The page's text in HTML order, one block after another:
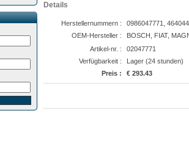
Details
Herstellernummern :
0986047771,
OEM-Hersteller :
BOSCH, FIAT,
Artikel-nr. :
02047771
Verfügbarkeit :
Lager (24 stunden)
Preis :
€ 293.43